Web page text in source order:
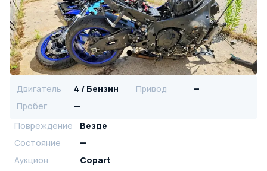
Двигатель 4 / Бензин Привод
—
Пробег
—
Повреждение
Везде
Состояние
—
Аукцион
Copart